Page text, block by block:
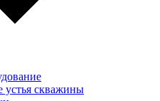
устья скважины